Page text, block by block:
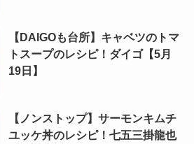
【DAIGOも台所】キャベツのトマ
トスープのレシピ！ダイゴ【5月
19日】
【ノンストップ】サーモンキムチ
ユッケ丼のレシピ！七五三掛龍也